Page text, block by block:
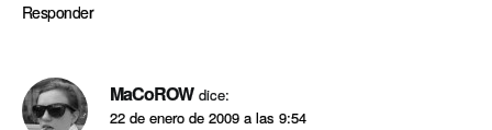
Responder
MaCoROW dice:
22 de enero de 2009 a las 9:54